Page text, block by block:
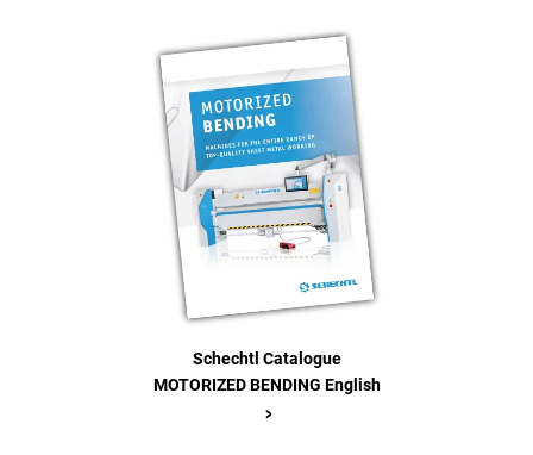
Schechtl Catalogue
MOTORIZED BENDING English
>